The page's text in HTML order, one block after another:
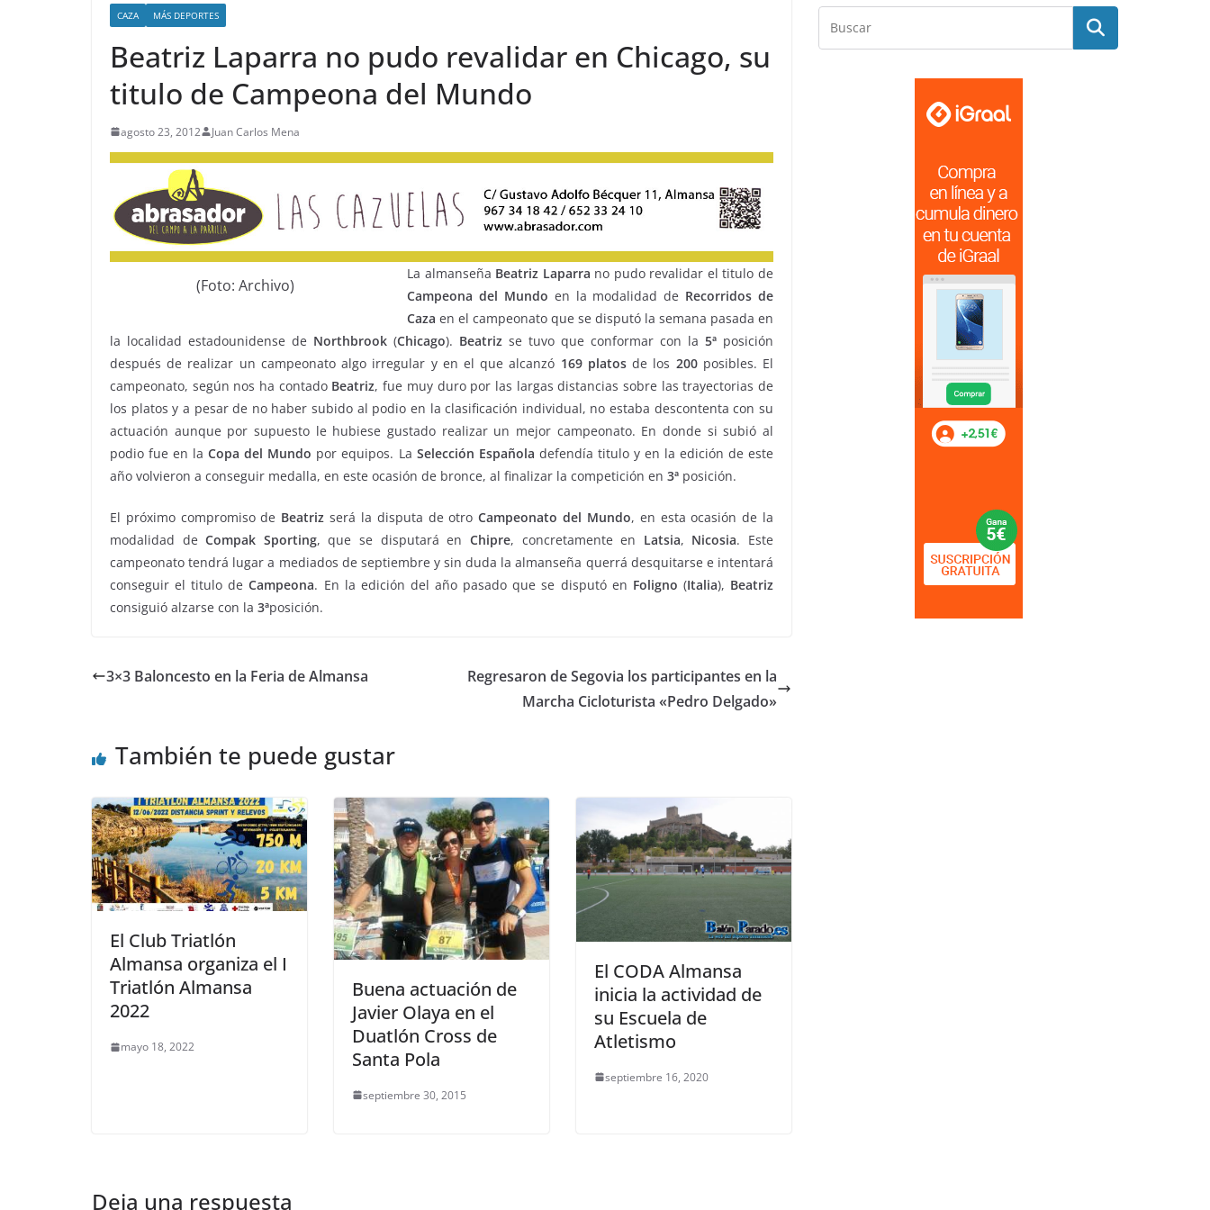
CAZA MÁS DEPORTES
Beatriz Laparra no pudo revalidar en Chicago, su
titulo de Campeona del Mundo
agosto 23, 2012 Juan Carlos Mena
(Foto: Archivo)
La almanseña Beatriz Laparra no pudo revalidar el titulo de
Campeona del Mundo en la modalidad de Recorridos de
Caza en el campeonato que se disputó la semana pasada en
la localidad estadounidense de Northbrook (Chicago). Beatriz se tuvo que conformar con la 5ª posición
después de realizar un campeonato algo irregular y en el que alcanzó 169 platosde los 200posibles. El
campeonato, según nos ha contado Beatriz, fue muy duro por las largas distancias sobre las trayectorias de
los platos y a pesar de no haber subido al podio en la clasificación individual, no estaba descontenta con su
actuación aunque por supuesto le hubiese gustado realizar un mejor campeonato. En donde si subió al
podio fue en laCopa del Mundo por equipos. La Selección Española defendía titulo y en la edición de este
año volvieron a conseguir medalla, en este ocasión de bronce, al finalizar la competición en 3ª posición.
El próximo compromiso de Beatriz será la disputa de otroCampeonato del Mundo, en esta ocasión de la
modalidad deCompak Sporting, que se disputará en Chipre, concretamente en Latsia, Nicosia. Este
campeonato tendrá lugar a mediados de septiembre y sin duda la almanseña querrá desquitarse e intentará
conseguir el titulo deCampeona. En la edición del año pasado que se disputó en Foligno (Italia), Beatriz
consiguió alzarse con la 3ªposición.
3×3 Baloncesto en la Feria de Almansa
Regresaron de Segovia los participantes en la
Marcha Cicloturista «Pedro Delgado»
También te puede gustar
El Club Triatlón
Almansa organiza el I
Triatlón Almansa
2022
mayo 18, 2022
Buena actuación de
Javier Olaya en el
Duatlón Cross de
Santa Pola
septiembre 30, 2015
El CODA Almansa
inicia la actividad de
su Escuela de
Atletismo
septiembre 16, 2020
Deja una respuesta